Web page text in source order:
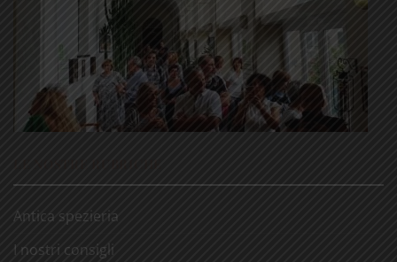
Antica spezieria
I nostri consigli